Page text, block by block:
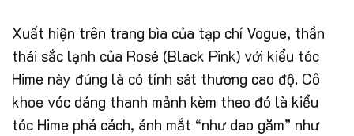
Xuất hiện trên trang bìa của tạp chí Vogue, thần
thái sắc lạnh của Rosé (Black Pink) với kiểu tóc
Hime này đúng là có tính sát thương cao độ. Cô
khoe vóc dáng thanh mảnh kèm theo đó là kiểu
tóc Hime phá cách, ánh mắt “như dao găm” như